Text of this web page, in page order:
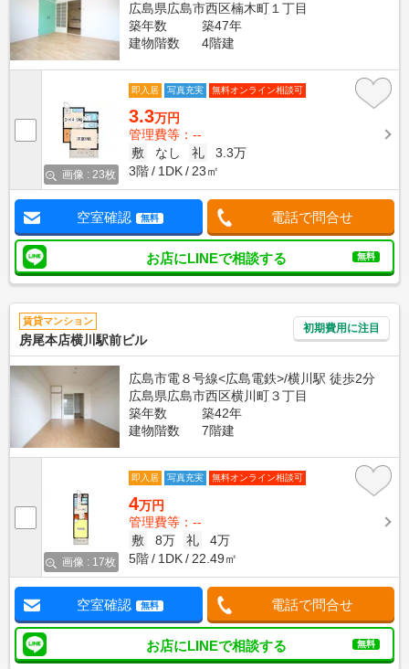
広島県広島市西区楠木町１丁目
築年数
築47年
建物階数
4階建
画像 : 23枚
即入居 写真充実 無料オンライン相談可
3.3万円
管理費等：--
敷
なし 礼
3.3万
3階
1DK 23㎡
空室確認 無料 電話で問合せ
お店にLINEで相談する 無料
賃貸マンション
房尾本店横川駅前ビル
初期費用に注目
広島市電８号線<広島電鉄>/横川駅 徒歩2分
広島県広島市西区横川町３丁目
築年数
築42年
建物階数
7階建
画像 : 17枚
即入居 写真充実 無料オンライン相談可
4万円
管理費等：--
敷
8万 礼
4万
5階
1DK 22.49㎡
空室確認 無料 電話で問合せ
お店にLINEで相談する 無料